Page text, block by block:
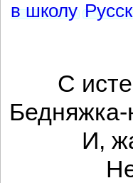
в школу
С
Бедняжка-
И,